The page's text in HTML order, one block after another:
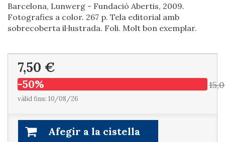
Barcelona, Lunwerg - Fundació Abertis, 2009.
Fotografies a color. 267 p. Tela editorial amb
sobrecoberta il·lustrada. Foli. Molt bon exemplar.
7,50 €
-50%
vàlid fins: 10/08/26
Afegir a la cistella